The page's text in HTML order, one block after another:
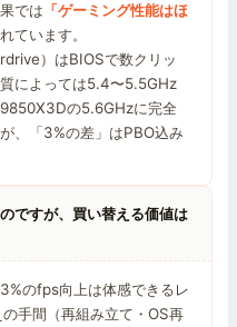
では 「ゲーミング性能はほ
ています。
）はBIOSで数クリッ
によっては5.4〜5.5GHz
9850X3Dの5.6GHzに完全
、「3%の差」はPBO込み
ですが、買い替える価値は
3%のfps向上は体感できるレ
手間（再組み立て・OS再